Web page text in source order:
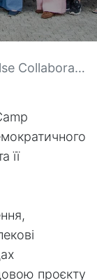
Анна Ніколенко-Баєва та її заступниця Ірина Кулик.
її
проєкту